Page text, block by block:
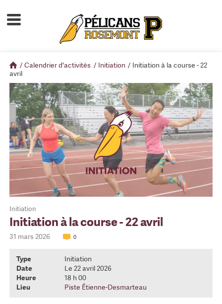
Accueil
Calendrier d'activités
Boutique
Devenir membre
/ Calendrier d'activités / Initiation / Initiation à la course - 22
avril
Initiation
Initiation à la course - 22 avril
31 mars 2026 0
Type
Initiation
Date
Le 22 avril 2026
Heure
18 h 00
Lieu
Piste Étienne-Desmarteau